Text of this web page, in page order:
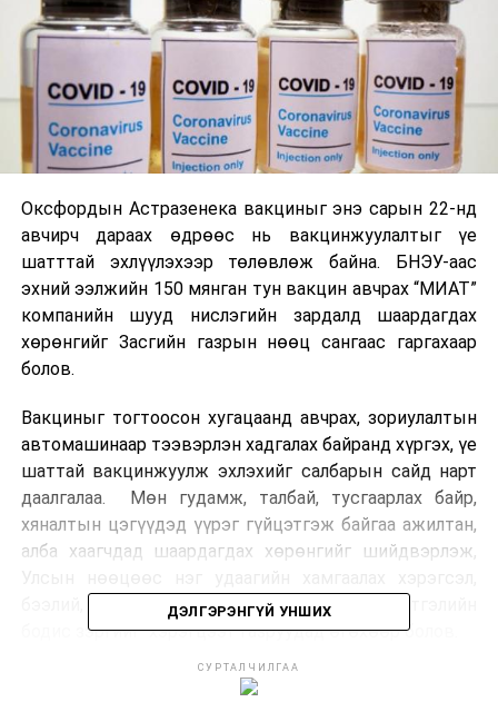
Оксфордын Астразенека вакциныг энэ сарын 22-нд
авчирч дараах өдрөөс нь вакцинжуулалтыг үе
шатттай эхлүүлэхээр төлөвлөж байна. БНЭУ-аас
эхний ээлжийн 150 мянган тун вакцин авчрах “МИАТ”
компанийн шууд нислэгийн зардалд шаардагдах
хөрөнгийг Засгийн газрын нөөц сангаас гаргахаар
болов.
Вакциныг тогтоосон хугацаанд авчрах, зориулалтын
автомашинаар тээвэрлэн хадгалах байранд хүргэх, үе
шаттай вакцинжуулж эхлэхийг салбарын сайд нарт
даалгалаа. Мөн гудамж, талбай, тусгаарлах байр,
хяналтын цэгүүдэд үүрэг гүйцэтгэж байгаа ажилтан,
алба хаагчдад шаардагдах хөрөнгийг шийдвэрлэж,
бээлий, амны хаалт, ариутгал, халдваргүйтгэлийн
бодис зэргийг хэрэгцээт газруудад өгөхөөр болов.
ДЭЛГЭРЭНГҮЙ УНШИХ
СУРТАЛЧИЛГАА